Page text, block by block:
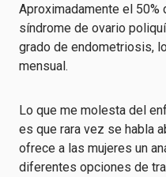
Aproximadamente el
síndrome de ovario
grado de endometriosis,
mensual.
Lo que me molesta del
es que rara vez se habla
ofrece a las mujeres un
diferentes opciones de